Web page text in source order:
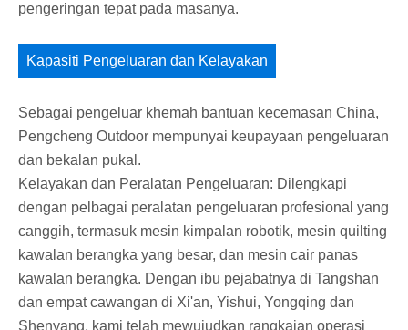
pengeringan tepat pada masanya.
Kapasiti Pengeluaran dan Kelayakan
Sebagai pengeluar khemah bantuan kecemasan China,
Pengcheng Outdoor mempunyai keupayaan pengeluaran
dan bekalan pukal.
Kelayakan dan Peralatan Pengeluaran: Dilengkapi
dengan pelbagai peralatan pengeluaran profesional yang
canggih, termasuk mesin kimpalan robotik, mesin quilting
kawalan berangka yang besar, dan mesin cair panas
kawalan berangka. Dengan ibu pejabatnya di Tangshan
dan empat cawangan di Xi'an, Yishui, Yongqing dan
Shenyang, kami telah mewujudkan rangkaian operasi